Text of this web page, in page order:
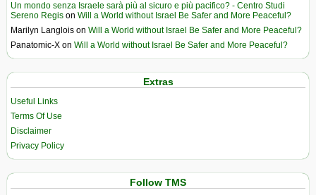
Un mondo senza Israele sarà più al sicuro e più pacifico? - Centro Studi
Sereno Regis on Will a World without Israel Be Safer and More Peaceful?
Marilyn Langlois on Will a World without Israel Be Safer and More Peaceful?
Panatomic-X on Will a World without Israel Be Safer and More Peaceful?
Extras
Useful Links
Terms Of Use
Disclaimer
Privacy Policy
Follow TMS